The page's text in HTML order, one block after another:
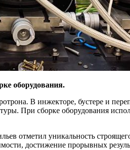
оборудования.
В инжекторе, бустере и
При сборке оборудования
отметил уникальность
достижение прорывных